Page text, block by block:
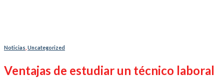
Noticias Uncategorized
Ventajas de estudiar un técnico laboral